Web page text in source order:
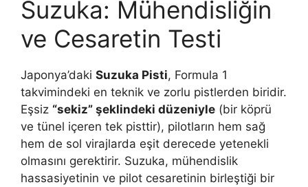
Suzuka: Mühendisliğin
ve Cesaretin Testi
Japonya’daki Suzuka Pisti, Formula 1
takvimindeki en teknik ve zorlu pistlerden biridir.
Eşsiz “sekiz” şeklindeki düzeniyle (bir köprü
ve tünel içeren tek pisttir), pilotların hem sağ
hem de sol virajlarda eşit derecede yetenekli
olmasını gerektirir. Suzuka, mühendislik
hassasiyetinin ve pilot cesaretinin birleştiği bir